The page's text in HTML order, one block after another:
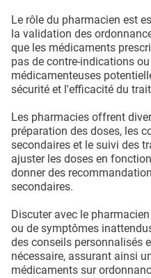
Le rôle du pharmacien est
la validation des
que les médicaments
pas de contre-indications
médicamenteuses
sécurité et l'efficacité du
Les pharmacies offrent
préparation des doses, les
secondaires et le suivi des
ajuster les doses en
donner des
secondaires.
Discuter avec le
ou de symptômes
des conseils personnalisés
nécessaire, assurant ainsi
médicaments sur